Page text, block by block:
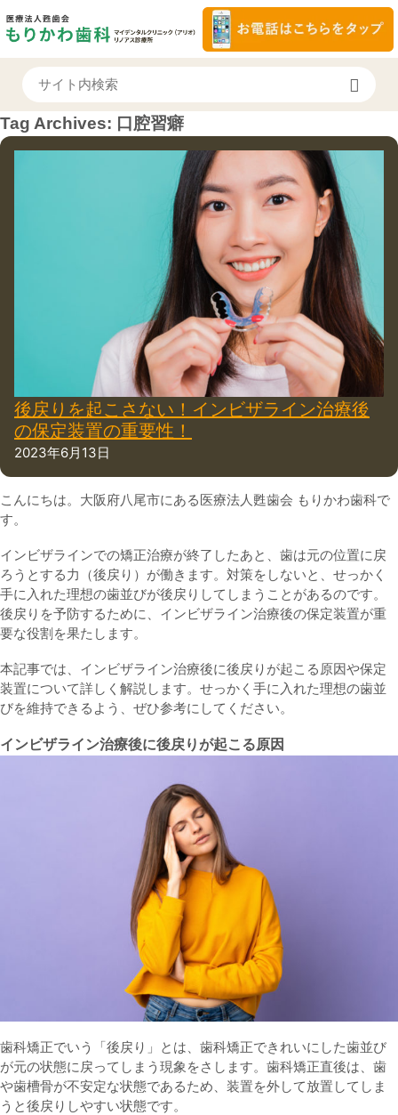
Tag Archives: 口腔習癖
後戻りを起こさない！インビザライン治療後
の保定装置の重要性！
2023年6月13日
こんにちは。大阪府八尾市にある医療法人甦歯会 もりかわ歯科で
す。
インビザラインでの矯正治療が終了したあと、歯は元の位置に戻
ろうとする力（後戻り）が働きます。対策をしないと、せっかく
手に入れた理想の歯並びが後戻りしてしまうことがあるのです。
後戻りを予防するために、インビザライン治療後の保定装置が重
要な役割を果たします。
本記事では、インビザライン治療後に後戻りが起こる原因や保定
装置について詳しく解説します。せっかく手に入れた理想の歯並
びを維持できるよう、ぜひ参考にしてください。
インビザライン治療後に後戻りが起こる原因
歯科矯正でいう「後戻り」とは、歯科矯正できれいにした歯並び
が元の状態に戻ってしまう現象をさします。歯科矯正直後は、歯
や歯槽骨が不安定な状態であるため、装置を外して放置してしま
うと後戻りしやすい状態です。